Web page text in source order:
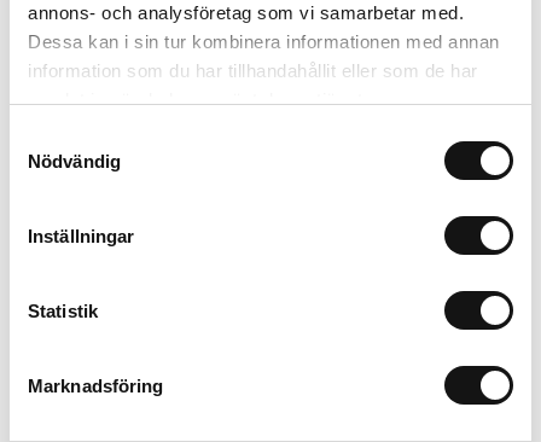
annons- och analysföretag som vi samarbetar med.
Dessa kan i sin tur kombinera informationen med annan
information som du har tillhandahållit eller som de har
samlat in när du har använt deras tjänster.
Nödvändig
Inställningar
Statistik
Marknadsföring
Lägg i varukorgen
Trygg betalning
Valbara fraktmetoder
Beskrivning
Recensioner